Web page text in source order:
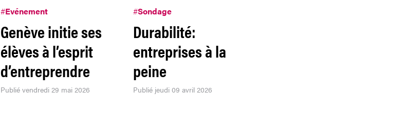
#Evénement
Genève initie ses
élèves à l’esprit
d’entreprendre
Publié vendredi 29 mai 2026
#Sondage
Durabilité:
entreprises à la
peine
Publié jeudi 09 avril 2026